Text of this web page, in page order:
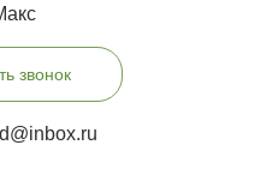
звонок